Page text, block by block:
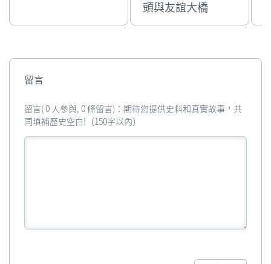
頭與友誼大橋
留言
留言( 0 人參與, 0 條留言)：期待您提供史料和真實故事，共
同填補歷史空白!（150字以內）